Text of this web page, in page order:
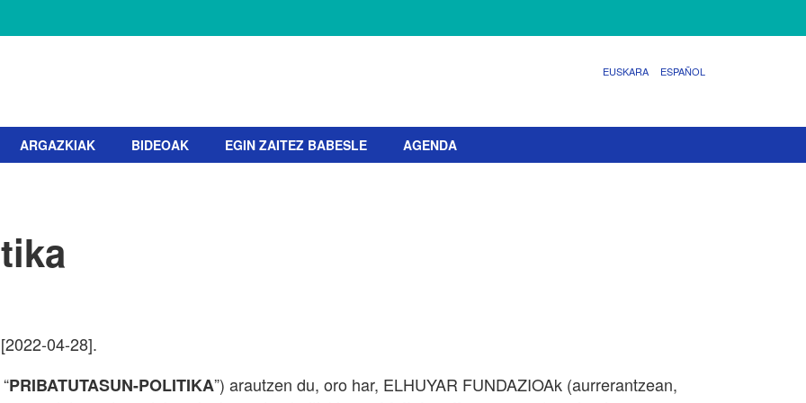
EUSKARA ESPAÑOL
ARGAZKIAK BIDEOAK EGIN ZAITEZ BABESLE AGENDA
04-28].
PRIBATUTASUN-POLITIKA”) arautzen du, oro har, ELHUYAR FUNDAZIOAk (aurrerantzean,